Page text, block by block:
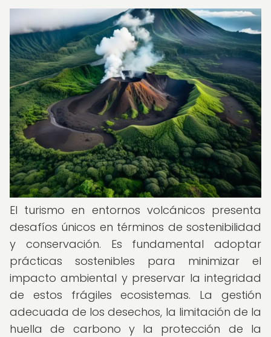
El turismo en entornos volcánicos presenta
desafíos únicos en términos de sostenibilidad
y conservación. Es fundamental adoptar
prácticas sostenibles para minimizar el
impacto ambiental y preservar la integridad
de estos frágiles ecosistemas. La gestión
adecuada de los desechos, la limitación de la
huella de carbono y la protección de la